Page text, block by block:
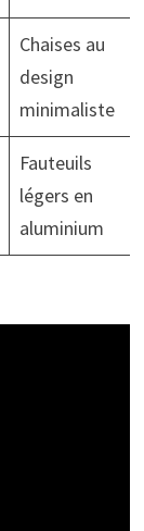
Chaises au
design
minimaliste
Fauteuils
légers en
aluminium